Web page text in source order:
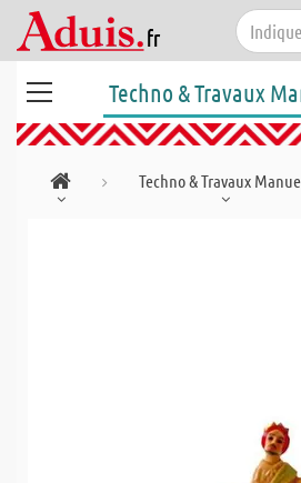
Techno & Travaux
Techno & Travaux